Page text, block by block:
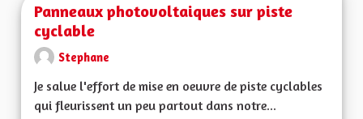
Panneaux photovoltaiques sur piste
cyclable
Stephane
Je salue l'effort de mise en oeuvre de piste cyclables
qui fleurissent un peu partout dans notre...